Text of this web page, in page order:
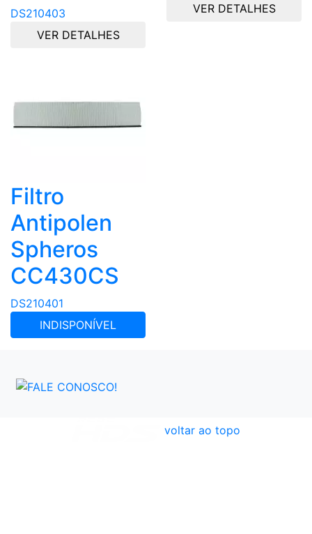
DS210403
VER DETALHES
VER DETALHES
Filtro
Antipolen
Spheros
CC430CS
DS210401
INDISPONÍVEL
voltar ao topo